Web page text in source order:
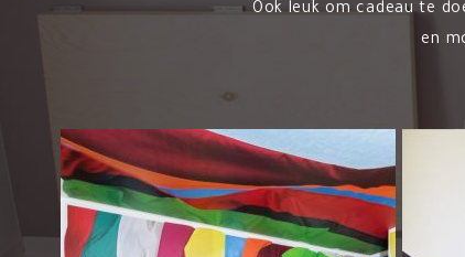
Ook leuk om cadeau te
en